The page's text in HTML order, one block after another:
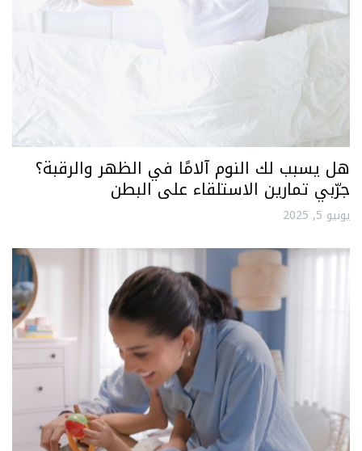
هل يسبب لك النوم آلامًا في الظهر والرقبة؟
جرّبي تمارين الاستلقاء على البطن
يونيو 5, 2025